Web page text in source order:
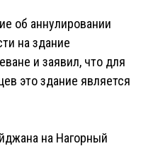
об аннулировании
на здание
и заявил, что для
это здание является
на Нагорный